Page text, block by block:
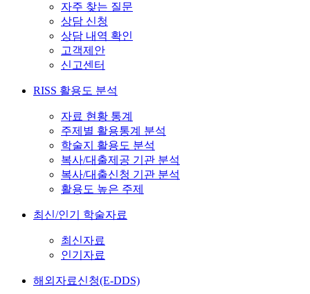
자주 찾는 질문
상담 신청
상담 내역 확인
고객제안
신고센터
RISS 활용도 분석
자료 현황 통계
주제별 활용통계 분석
학술지 활용도 분석
복사/대출제공 기관 분석
복사/대출신청 기관 분석
활용도 높은 주제
최신/인기 학술자료
최신자료
인기자료
해외자료신청(E-DDS)